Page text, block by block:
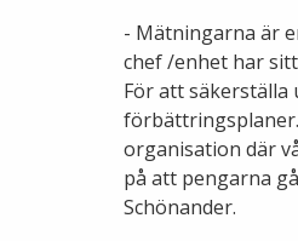
- Mätningarna är
chef /enhet har
För att säkerställa
organisation där
på att pengarna
Schönander.